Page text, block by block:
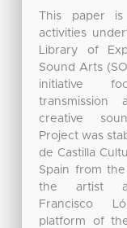
This paper
activities
Library of
Sound Arts
initiative
transmission
creative
Project was
de Castilla
Spain from
the artist
Francisco
platform of